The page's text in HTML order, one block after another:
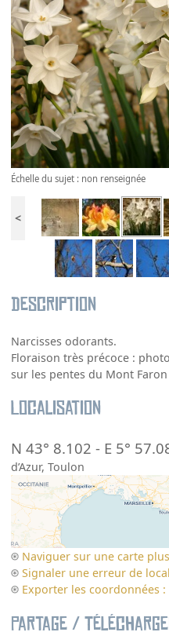
Échelle du sujet : non renseignée
<
Description
Narcisses odorants.
Floraison très précoce :
sur les pentes du Mont
Localisation
N 43° 8.102 - E 5°
d’Azur,Toulon
Naviguer sur une carte
Signaler une erreur de
Exporter les coordonnées :
Partage /